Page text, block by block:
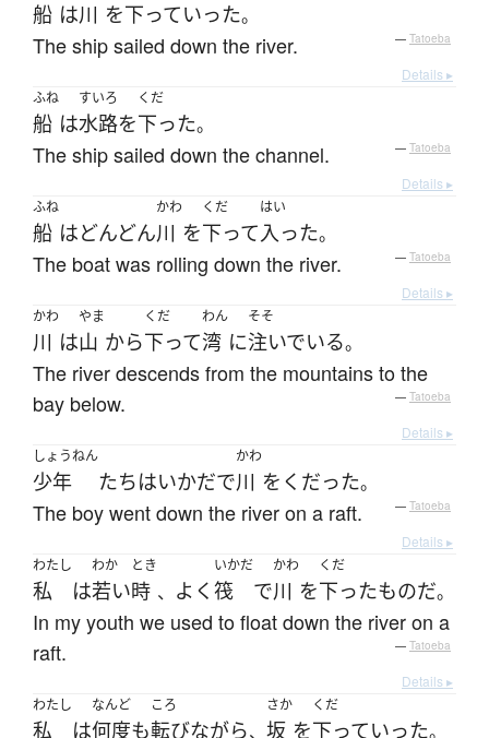
船 は川 を下っていった。
The ship sailed down the river. — Tatoeba
Details ▸
ふね
船 は
すいろ
水路を
くだ
下った。
The ship sailed down the channel. — Tatoeba
Details ▸
ふね
船 はどんどん
かわ
川 を
くだ
下って
はい
入った。
The boat was rolling down the river. — Tatoeba
Details ▸
かわ
川 は
やま
山 から
くだ
下って
わん
湾 に
そそ
注いでいる。
The river descends from the mountains to the
bay below.
— Tatoeba
Details ▸
しょうねん
少年 たちはいかだで
かわ
川 を くだった。
The boy went down the river on a raft. — Tatoeba
Details ▸
わたし
私 は
わか
若い
とき
時 、 よく
いかだ
筏 で
かわ
川 を
くだ
下ったものだ。
In my youth we used to float down the river on a
raft.
— Tatoeba
Details ▸
わたし
私 は
なんど
何度も
ころ
転びながら、
さか
坂 を
くだ
下っていった。